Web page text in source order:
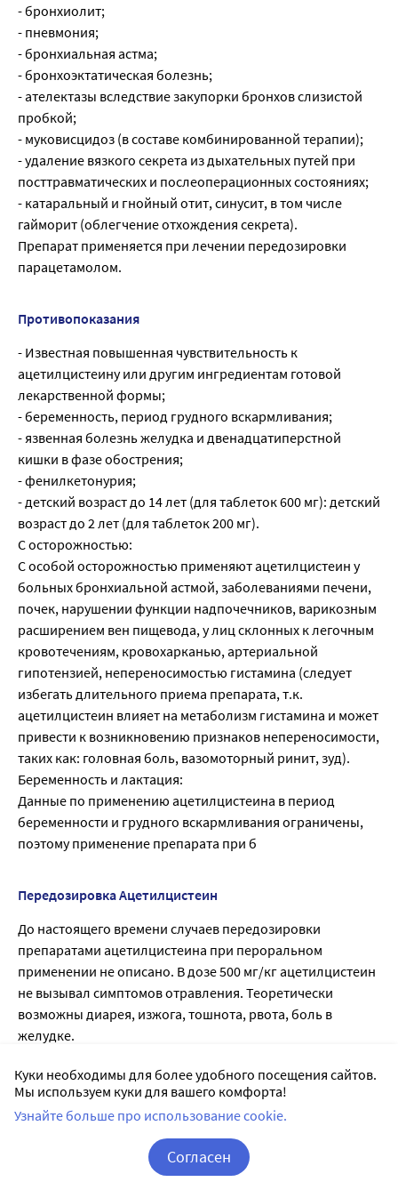
- бронхиолит;
- пневмония;
- бронхиальная астма;
- бронхоэктатическая болезнь;
- ателектазы вследствие закупорки бронхов слизистой
пробкой;
- муковисцидоз (в составе комбинированной терапии);
- удаление вязкого секрета из дыхательных путей при
посттравматических и послеоперационных состояниях;
- катаральный и гнойный отит, синусит, в том числе
гайморит (облегчение отхождения секрета).
Препарат применяется при лечении передозировки
парацетамолом.
Противопоказания
- Известная повышенная чувствительность к
ацетилцистеину или другим ингредиентам готовой
лекарственной формы;
- беременность, период грудного вскармливания;
- язвенная болезнь желудка и двенадцатиперстной
кишки в фазе обострения;
- фенилкетонурия;
- детский возраст до 14 лет (для таблеток 600 мг): детский
возраст до 2 лет (для таблеток 200 мг).
С осторожностью:
С особой осторожностью применяют ацетилцистеин у
больных бронхиальной астмой, заболеваниями печени,
почек, нарушении функции надпочечников, варикозным
расширением вен пищевода, у лиц склонных к легочным
кровотечениям, кровохарканью, артериальной
гипотензией, непереносимостью гистамина (следует
избегать длительного приема препарата, т.к.
ацетилцистеин влияет на метаболизм гистамина и может
привести к возникновению признаков непереносимости,
таких как: головная боль, вазомоторный ринит, зуд).
Беременность и лактация:
Данные по применению ацетилцистеина в период
беременности и грудного вскармливания ограничены,
поэтому применение препарата при б
Передозировка Ацетилцистеин
До настоящего времени случаев передозировки
препаратами ацетилцистеина при пероральном
применении не описано. В дозе 500 мг/кг ацетилцистеин
не вызывал симптомов отравления. Теоретически
возможны диарея, изжога, тошнота, рвота, боль в
желудке.
Побочные действия
Нежелательные эффекты классифицированы в
соответствии с их частотой развития следующим
Куки необходимы для более удобного посещения сайтов.
Мы используем куки для вашего комфорта!
Узнайте больше про использование cookie.
Согласен